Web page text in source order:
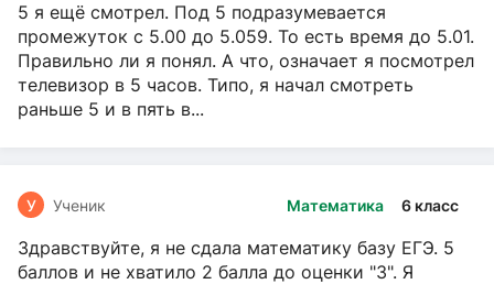
5 я ещё смотрел. Под 5 подразумевается
промежуток с 5.00 до 5.059. То есть время до 5.01.
Правильно ли я понял. А что, означает я посмотрел
телевизор в 5 часов. Типо, я начал смотреть
раньше 5 и в пять в...
Математика 6 класс
У Ученик
Здравствуйте, я не сдала математику базу ЕГЭ. 5
баллов и не хватило 2 балла до оценки "3". Я